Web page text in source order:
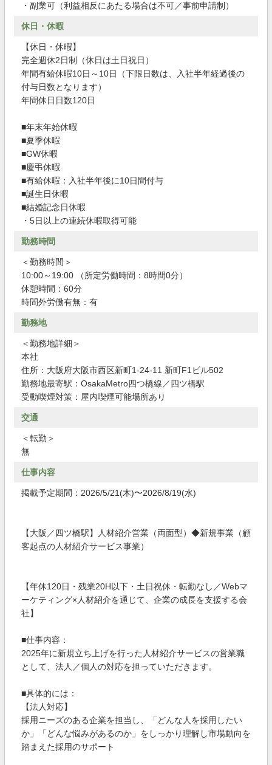
・副業可（利益相反にあたる場合は不可／事前申請制）
休日・休暇
【休日・休暇】
完全週休2日制（休日は土日祝日）
年間有給休暇10日～10日（下限日数は、入社半年経過後の
付与日数となります）
年間休日日数120日
■年末年始休暇
■夏季休暇
■GW休暇
■慶弔休暇
■有給休暇：入社半年後に10日間付与
■誕生日休暇
■結婚記念日休暇
・5日以上の連続休暇取得可能
勤務時間
＜勤務時間＞
10:00～19:00 （所定労働時間：8時間0分）
休憩時間：60分
時間外労働有無：有
勤務地
＜勤務地詳細＞
本社
住所：大阪府大阪市西区新町1-24-11 新町F1ビル502
勤務地最寄駅：OsakaMetro四つ橋線／四ツ橋駅
受動喫煙対策：屋内喫煙可能場所あり
交通
＜転勤＞
無
仕事内容
掲載予定期間：2026/5/21(木)〜2026/8/19(水)
【大阪／四ツ橋駅】人材紹介営業（両面型）◆新規事業（顧
客起点の人材紹介サービス事業）
【年休120日・残業20H以下・土日祝休・転勤なし／Webマ
ーケティング×人材紹介を通じて、企業の成長を支援する会
社】
■仕事内容：
2025年に新規立ち上げを行った人材紹介サービスの営業職
として、法人／個人の対応を担っていただきます。
■具体的には：
【法人対応】
採用ニーズのある企業を担当し、「どんな人を採用したい
か」「どんな悩みがあるのか」をしっかり理解し市場動向を
踏まえた採用のサポート